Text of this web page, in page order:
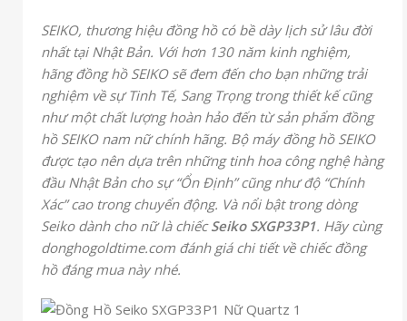
SEIKO, thương hiệu đồng hồ có bề dày lịch sử lâu đời
nhất tại Nhật Bản. Với hơn 130 năm kinh nghiệm,
hãng đồng hồ SEIKO sẽ đem đến cho bạn những trải
nghiệm về sự Tinh Tế, Sang Trọng trong thiết kế cũng
như một chất lượng hoàn hảo đến từ sản phẩm đồng
hồ SEIKO nam nữ chính hãng. Bộ máy đồng hồ SEIKO
được tạo nên dựa trên những tinh hoa công nghệ hàng
đầu Nhật Bản cho sự “Ổn Định” cũng như độ “Chính
Xác” cao trong chuyển động. Và nổi bật trong dòng
Seiko dành cho nữ là chiếcSeiko SXGP33P1. Hãy cùng
donghogoldtime.com đánh giá chi tiết về chiếc đồng
hồ đáng mua này nhé.